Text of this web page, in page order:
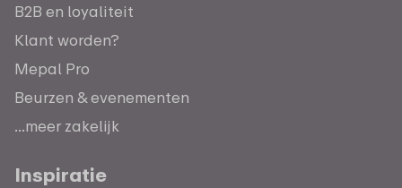
B2B en loyaliteit
Klant worden?
Mepal Pro
Beurzen & evenementen
...meer zakelijk
Inspiratie